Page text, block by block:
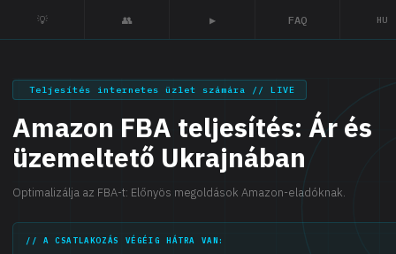
💡 👥 ▶ FAQ HU
Teljesítés internetes üzlet számára // LIVE
Amazon FBA teljesítés: Ár és
üzemeltető Ukrajnában
Optimalizálja az FBA-t: Előnyös megoldások Amazon-eladóknak.
// A CSATLAKOZÁS VÉGÉIG HÁTRA VAN: